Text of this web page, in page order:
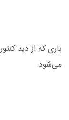
باری که از دید
می‌شود: